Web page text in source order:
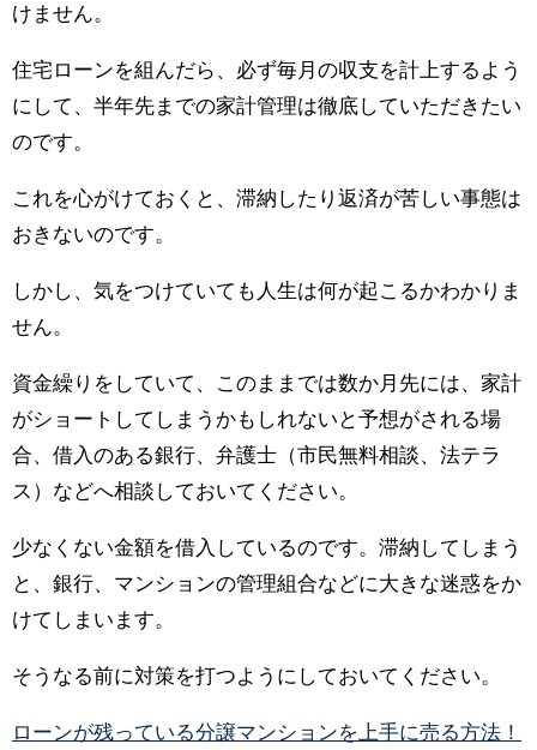
けません。
住宅ローンを組んだら、必ず毎月の収支を計上するよう
にして、半年先までの家計管理は徹底していただきたい
のです。
これを心がけておくと、滞納したり返済が苦しい事態は
おきないのです。
しかし、気をつけていても人生は何が起こるかわかりま
せん。
資金繰りをしていて、このままでは数か月先には、家計
がショートしてしまうかもしれないと予想がされる場
合、借入のある銀行、弁護士（市民無料相談、法テラ
ス）などへ相談しておいてください。
少なくない金額を借入しているのです。滞納してしまう
と、銀行、マンションの管理組合などに大きな迷惑をか
けてしまいます。
そうなる前に対策を打つようにしておいてください。
ローンが残っている分譲マンションを上手に売る方法！